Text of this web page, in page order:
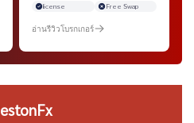
license Free Swap
อ่านรีวิวโบรกเกอร์